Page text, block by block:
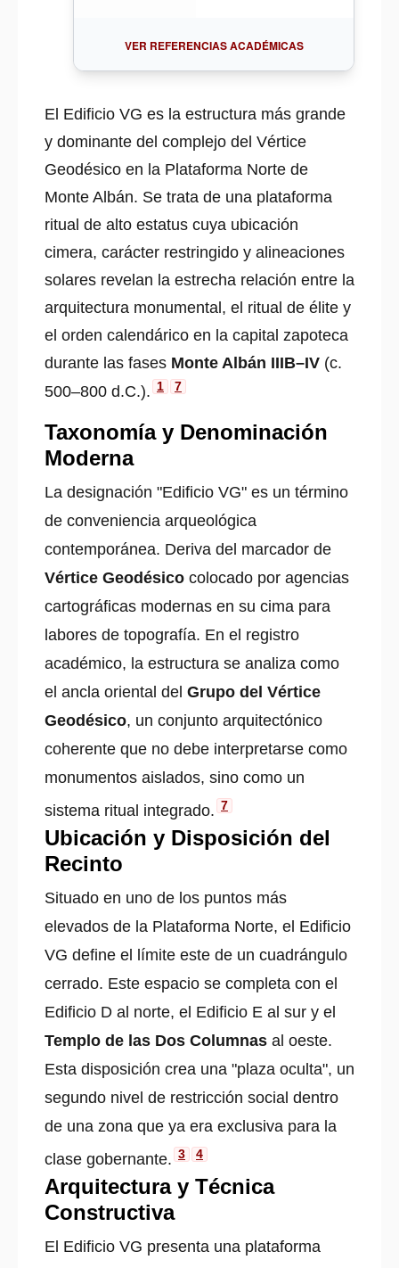
VER REFERENCIAS ACADÉMICAS
El Edificio VG es la estructura más grande
y dominante del complejo del Vértice
Geodésico en la Plataforma Norte de
Monte Albán. Se trata de una plataforma
ritual de alto estatus cuya ubicación
cimera, carácter restringido y alineaciones
solares revelan la estrecha relación entre la
arquitectura monumental, el ritual de élite y
el orden calendárico en la capital zapoteca
durante las fases Monte Albán IIIB–IV (c.
500–800 d.C.). 1 7
Taxonomía y Denominación
Moderna
La designación "Edificio VG" es un término
de conveniencia arqueológica
contemporánea. Deriva del marcador de
Vértice Geodésico colocado por agencias
cartográficas modernas en su cima para
labores de topografía. En el registro
académico, la estructura se analiza como
el ancla oriental del Grupo del Vértice
Geodésico, un conjunto arquitectónico
coherente que no debe interpretarse como
monumentos aislados, sino como un
sistema ritual integrado. 7
Ubicación y Disposición del
Recinto
Situado en uno de los puntos más
elevados de la Plataforma Norte, el Edificio
VG define el límite este de un cuadrángulo
cerrado. Este espacio se completa con el
Edificio D al norte, el Edificio E al sur y el
Templo de las Dos Columnas al oeste.
Esta disposición crea una "plaza oculta", un
segundo nivel de restricción social dentro
de una zona que ya era exclusiva para la
clase gobernante. 3 4
Arquitectura y Técnica
Constructiva
El Edificio VG presenta una plataforma